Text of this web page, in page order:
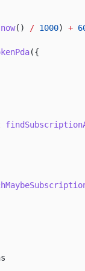
now() / 1000) +
({